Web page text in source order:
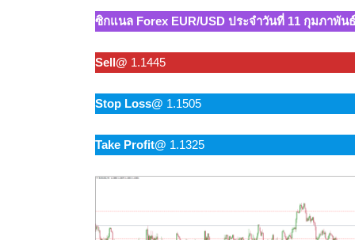
ซิกแนล Forex EUR/USD ประจำวันที่ 11 กุมภาพัน
Sell@ 1.1445
Stop Loss@ 1.1505
Take Profit@ 1.1325